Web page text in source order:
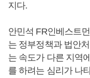
지다.
안민석 FR인베스트
는 정부정책과 법안
는 속도가 다른 지역
를 하려는 심리가 나